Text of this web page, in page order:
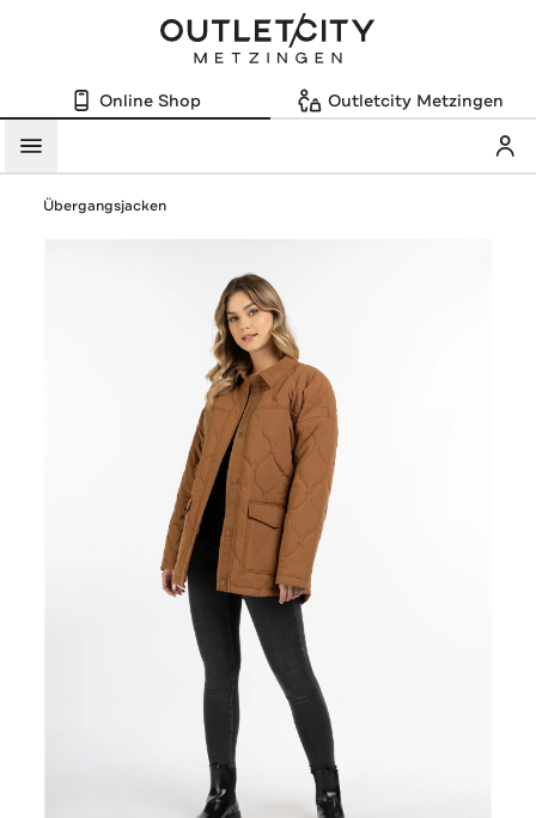
Online Shop Outletcity Metzingen
Menü
Übergangsjacken